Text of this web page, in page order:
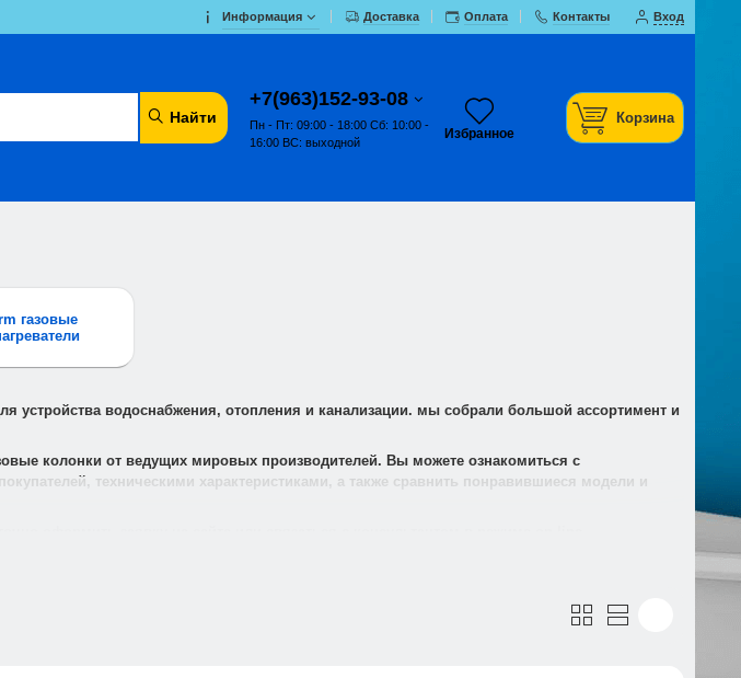
Информация Доставка Оплата Контакты Вход
Найти
+7(963)152-93-08
Пн - Пт: 09:00 - 18:00 Сб: 10:00 -
16:00 ВС: выходной
Избранное
Корзина
газовые
устройства водоснабжения, отопления и канализации. мы собрали большой ассортимент и
колонки от ведущих мировых производителей. Вы можете ознакомиться с
техническими характеристиками, а также сравнить понравившиеся модели и
оформить заявку на сайте или связаться с консультантом в режиме on-line.